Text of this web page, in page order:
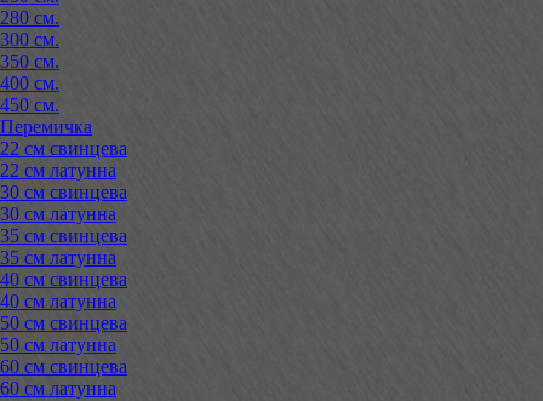
280 см.
300 см.
350 см.
400 см.
450 см.
Перемичка
22 см свинцева
22 см латунна
30 см свинцева
30 см латунна
35 см свинцева
35 см латунна
40 см свинцева
40 см латунна
50 см свинцева
50 см латунна
60 см свинцева
60 см латунна